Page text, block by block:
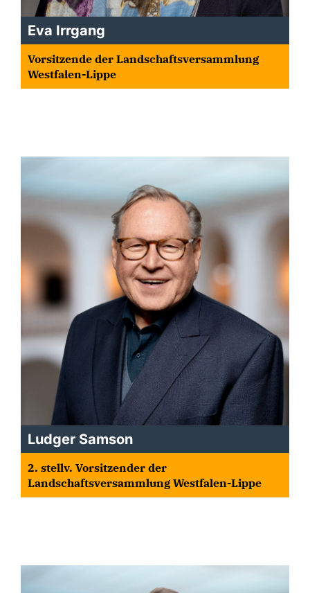
Eva Irrgang
Vorsitzende der Landschaftsversammlung
Westfalen-Lippe
Ludger Samson
2. stellv. Vorsitzender der
Landschaftsversammlung Westfalen-Lippe